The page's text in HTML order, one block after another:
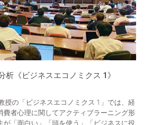
析《ビジネスエコノミクス 1》
授の「ビジネスエコノミクス 1」では、経
費者心理に関してアクティブラーニング形
が「面白い」「頭を使う」「ビジネスに役